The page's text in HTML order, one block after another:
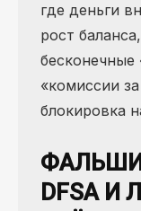
где деньги
рост
бесконечные
«комиссии
блокировка
DFSA